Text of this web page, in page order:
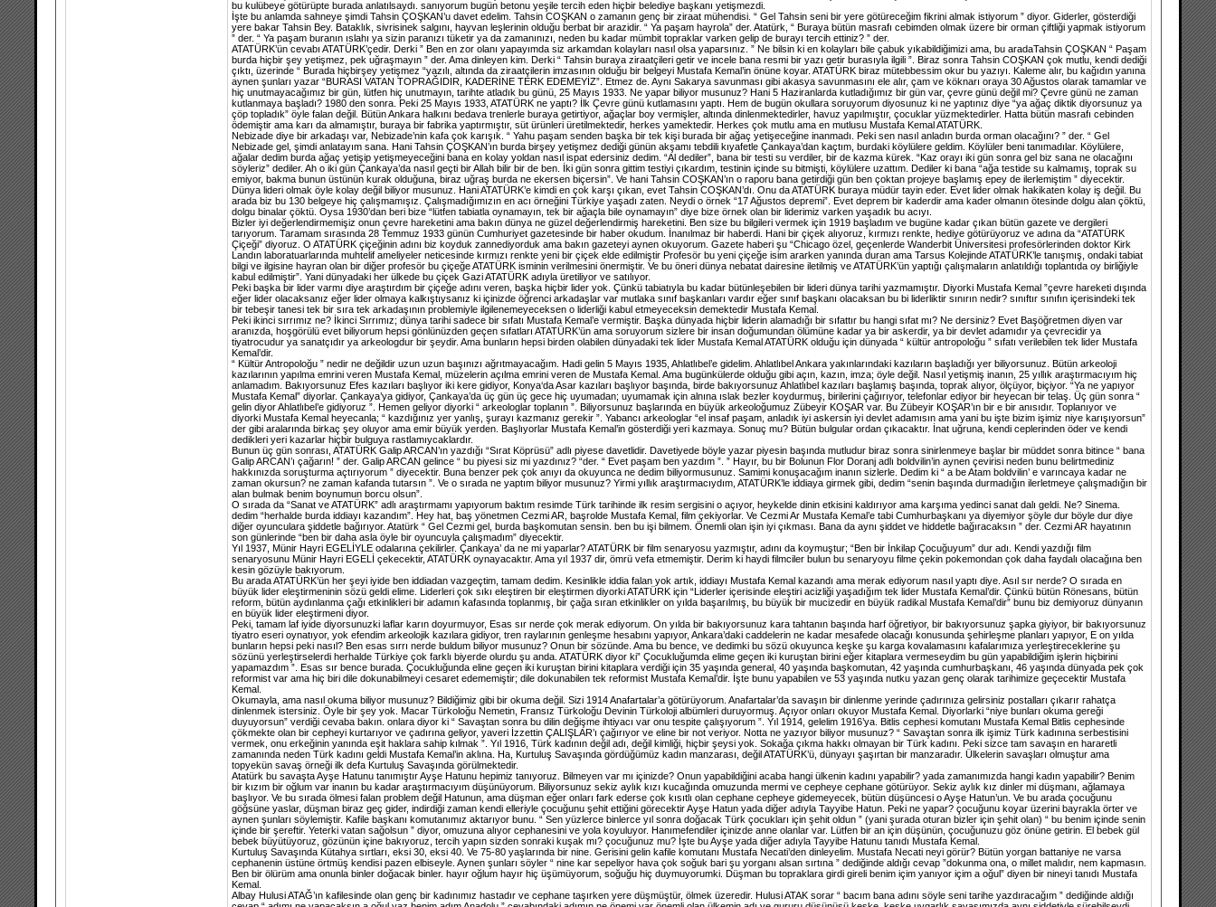
bu kulübeye götürüpte burada anlatılsaydı. sanıyorum bugün betonu yeşile tercih eden hiçbir belediye başkanı yetişmezdi.
İşte bu anlamda sahneye şimdi Tahsin ÇOŞKAN’u davet edelim. Tahsin COŞKAN o zamanın genç bir ziraat mühendisi. “ Gel Tahsin seni bir yere götüreceğim fikrini almak istiyorum ” diyor. Giderler, gösterdiği
yere bakar Tahsin Bey. Bataklık, sivrisinek salgını, hayvan leşlerinin olduğu berbat bir arazidir. “ Ya paşam hayrola” der. Atatürk, “ Buraya bütün masrafı cebimden olmak üzere bir orman çiftliği yapmak istiyorum
” der. “ Ya paşam buranın ıslahı ya sizin paranızı tüketir ya da zamanınızı, neden bu kadar mümbit topraklar varken gelip de burayı tercih ettiniz? ” der.
ATATÜRK’ün cevabı ATATÜRK’çedir. Derki ” Ben en zor olanı yapayımda siz arkamdan kolayları nasıl olsa yaparsınız. ” Ne bilsin ki en kolayları bile çabuk yıkabildiğimizi ama, bu aradaTahsin ÇOŞKAN “ Paşam
burda hiçbir şey yetişmez, pek uğraşmayın ” der. Ama dinleyen kim. Derki “ Tahsin buraya ziraatçileri getir ve incele bana resmi bir yazı getir burasıyla ilgili ”. Biraz sonra Tahsin COŞKAN çok mutlu, kendi dediği
çıktı, üzerinde “ Burada hiçbirşey yetişmez “yazılı, altında da ziraatçilerin imzasının olduğu bir belgeyi Mustafa Kemal’in önüne koyar. ATATÜRK biraz mütebbessim okur bu yazıyı. Kaleme alır, bu kağıdın yanına
aynen şunları yazar “BURASI VATAN TOPRAĞIDIR, KADERİNE TERK EDEMEYİZ”. Etmez de. Aynı Sakarya savunması gibi akasya savunmasını ele alır, çam ve köknarı oraya 30 Ağustos olarak tamamlar ve
hiç unutmayacağımız bir gün, lütfen hiç unutmayın, tarihte atladık bu günü, 25 Mayıs 1933. Ne yapar biliyor musunuz? Hani 5 Haziranlarda kutladığımız bir gün var, çevre günü değil mi? Çevre günü ne zaman
kutlanmaya başladı? 1980 den sonra. Peki 25 Mayıs 1933, ATATÜRK ne yaptı? İlk Çevre günü kutlamasını yaptı. Hem de bugün okullara soruyorum diyosunuz ki ne yaptınız diye “ya ağaç diktik diyorsunuz ya
çöp topladık” öyle falan değil. Bütün Ankara halkını bedava trenlerle buraya getirtiyor, ağaçlar boy vermişler, altında dinlenmektedirler, havuz yapılmıştır, çocuklar yüzmektedirler. Hatta bütün masrafı cebinden
ödemiştir ama karı da almamıştır, buraya bir fabrika yaptırmıştır, süt ürünleri üretilmektedir, herkes yamektedir. Herkes çok mutlu ama en mutlusu Mustafa Kemal ATATÜRK.
Nebizade diye bir arkadaşı var, Nebizade’nin kafa çok karışık. “ Yahu paşam senden başka bir tek kişi burada bir ağaç yetişeceğine inanmadı. Peki sen nasıl anladın burda orman olacağını? ” der. “ Gel
Nebizade gel, şimdi anlatayım sana. Hani Tahsin ÇOŞKAN’ın burda birşey yetişmez dediği günün akşamı tebdili kıyafetle Çankaya’dan kaçtım, burdaki köylülere geldim. Köylüler beni tanımadılar. Köylülere,
ağalar dedim burda ağaç yetişip yetişmeyeceğini bana en kolay yoldan nasıl ispat edersiniz dedim. “Al dediler”, bana bir testi su verdiler, bir de kazma kürek. “Kaz orayı iki gün sonra gel biz sana ne olacağını
söyleriz” dediler. Ah o iki gün Çankaya’da nasıl geçti bir Allah bilir bir de ben. İki gün sonra gittim testiyi çıkardım, testinin içinde su bitmişti, köylülere uzattım. Dediler ki bana “ağa testide su kalmamış, toprak su
emiyor, bakma bunun üstünün kurak olduğuna, biraz uğraş burda ne ekersen biçersin”. Ve hani Tahsin COŞKAN’ın o raporu bana getirdiği gün ben çoktan projeye başlamış epey de ilerlemiştim ” diyecektir.
Dünya lideri olmak öyle kolay değil biliyor musunuz. Hani ATATÜRK’e kimdi en çok karşı çıkan, evet Tahsin COŞKAN’dı. Onu da ATATÜRK buraya müdür tayin eder. Evet lider olmak hakikaten kolay iş değil. Bu
arada biz bu 130 belgeye hiç çalışmamışız. Çalışmadığımızın en acı örneğini Türkiye yaşadı zaten. Neydi o örnek “17 Ağustos depremi”. Evet deprem bir kaderdir ama kader olmanın ötesinde dolgu alan çöktü,
dolgu binalar çöktü. Oysa 1930’dan beri bize “lütfen tabiatla oynamayın, tek bir ağaçla bile oynamayın” diye bize örnek olan bir liderimiz varken yaşadık bu acıyı.
Bizler iyi değerlendirmemişiz onun çevre hareketini ama bakın dünya ne güzel değerlendirmiş hareketini. Ben size bu bilgileri vermek için 1919 başladım ve bugüne kadar çıkan bütün gazete ve dergileri
tarıyorum. Taramam sırasında 28 Temmuz 1933 günün Cumhuriyet gazetesinde bir haber okudum. İnanılmaz bir haberdi. Hani bir çiçek alıyoruz, kırmızı renkte, hediye götürüyoruz ve adına da “ATATÜRK
Çiçeği” diyoruz. O ATATÜRK çiçeğinin adını biz koyduk zannediyorduk ama bakın gazeteyi aynen okuyorum. Gazete haberi şu “Chicago özel, geçenlerde Wanderbit Üniversitesi profesörlerinden doktor Kirk
Landın laboratuarlarında muhtelif ameliyeler neticesinde kırmızı renkte yeni bir çiçek elde edilmiştir Profesör bu yeni çiçeğe isim ararken yanında duran ama Tarsus Kolejinde ATATÜRK’le tanışmış, ondaki tabiat
bilgi ve ilgisine hayran olan bir diğer profesör bu çiçeğe ATATÜRK isminin verilmesini önermiştir. Ve bu öneri dünya nebatat dairesine iletilmiş ve ATATÜRK’ün yaptığı çalışmaların anlatıldığı toplantıda oy birliğiyle
kabul edilmiştir”. Yani dünyadaki her ülkede bu çiçek Gazi ATATÜRK adıyla üretiliyor ve satılıyor.
Peki başka bir lider varmı diye araştırdım bir çiçeğe adını veren, başka hiçbir lider yok. Çünkü tabiatıyla bu kadar bütünleşebilen bir lideri dünya tarihi yazmamıştır. Diyorki Mustafa Kemal ”çevre hareketi dışında
eğer lider olacaksanız eğer lider olmaya kalkıştıysanız ki içinizde öğrenci arkadaşlar var mutlaka sınıf başkanları vardır eğer sınıf başkanı olacaksan bu bi liderliktir sınırın nedir? sınıftır sınıfın içerisindeki tek
bir tebeşir tanesi tek bir sıra tek arkadaşının problemiyle ilgilenemeyeceksen o liderliği kabul etmeyeceksin demektedir Mustafa Kemal.
Peki ikinci sırrımız ne? İkinci Sırrımız; dünya tarihi sadece bir sıfatı Mustafa Kemal’e vermiştir. Başka dünyada hiçbir liderin alamadığı bir sıfattır bu hangi sıfat mı? Ne dersiniz? Evet Başöğretmen diyen var
aranızda, hoşgörülü evet biliyorum hepsi gönlünüzden geçen sıfatları ATATÜRK’ün ama soruyorum sizlere bir insan doğumundan ölümüne kadar ya bir askerdir, ya bir devlet adamıdır ya çevrecidir ya
tiyatrocudur ya sanatçıdır ya arkeologdur bir şeydir. Ama bunların hepsi birden olabilen dünyadaki tek lider Mustafa Kemal ATATÜRK olduğu için dünyada “ kültür antropoloğu ” sıfatı verilebilen tek lider Mustafa
Kemal’dir.
“ Kültür Antropoloğu ” nedir ne değildir uzun uzun başınızı ağrıtmayacağım. Hadi gelin 5 Mayıs 1935, Ahlatlıbel’e gidelim. Ahlatlıbel Ankara yakınlarındaki kazıların başladığı yer biliyorsunuz. Bütün arkeoloji
kazılarının yapılma emrini veren Mustafa Kemal, müzelerin açılma emrini veren de Mustafa Kemal. Ama bugünkülerde olduğu gibi açın, kazın, imza; öyle değil. Nasıl yetişmiş inanın, 25 yıllık araştırmacıyım hiç
anlamadım. Bakıyorsunuz Efes kazıları başlıyor iki kere gidiyor, Konya‘da Asar kazıları başlıyor başında, birde bakıyorsunuz Ahlatlıbel kazıları başlamış başında, toprak alıyor, ölçüyor, biçiyor. “Ya ne yapıyor
Mustafa Kemal” diyorlar. Çankaya’ya gidiyor, Çankaya’da üç gün üç gece hiç uyumadan; uyumamak için alnına ıslak bezler koydurmuş, birilerini çağırıyor, telefonlar ediyor bir heyecan bir telaş. Üç gün sonra “
gelin diyor Ahlatlıbel’e gidiyoruz ”. Hemen geliyor diyorki “ arkeologlar toplanın ”. Biliyorsunuz başlarında en büyük arkeoloğumuz Zübeyir KOŞAR var. Bu Zübeyir KOŞAR’ın bir e bir anısıdır. Toplanıyor ve
diyorki Mustafa Kemal heyecanla; “ kazdığınız yer yanlış, şurayı kazmanız gerekir ”. Yabancı arkeologlar “el insaf paşam, anladık iyi askersin iyi devlet adamısın ama yani bu işte bizim işimiz niye karışıyorsun”
der gibi aralarında birkaç şey oluyor ama emir büyük yerden. Başlıyorlar Mustafa Kemal’in gösterdiği yeri kazmaya. Sonuç mu? Bütün bulgular ordan çıkacaktır. İnat uğruna, kendi ceplerinden öder ve kendi
dedikleri yeri kazarlar hiçbir bulguya rastlamıycaklardır.
Bunun üç gün sonrası, ATATÜRK Galip ARCAN’ın yazdığı “Sırat Köprüsü” adlı piyese davetlidir. Davetiyede böyle yazar piyesin başında mutludur biraz sonra sinirlenmeye başlar bir müddet sonra bitince “ bana
Galip ARCAN’ı çağarın! ” der. Galip ARCAN gelince “ bu piyesi siz mi yazdınız? “der. “ Evet paşam ben yazdım ”. ” Hayır, bu bir Bolunun Flor Doranj adlı boldvilin’in aynen çevirisi neden bunu belirtmediniz
hakkınızda soruşturma açtırıyorum ” diyecektir. Buna benzer pek çok anıyı da okuyunca ne dedim biliyormusunuz. Samimi konuşacağım inanın sizlerle. Dedim ki “ a be Atam boldvilin’ e varıncaya kadar ne
zaman okursun? ne zaman kafanda tutarsın ”. Ve o sırada ne yaptım biliyor musunuz? Yirmi yıllık araştırmacıydım, ATATÜRK’le iddiaya girmek gibi, dedim “senin başında durmadığın ilerletmeye çalışmadığın bir
alan bulmak benim boynumun borcu olsun”.
O sırada da “Sanat ve ATATÜRK” adlı araştırmamı yapıyorum baktım resimde Türk tarihinde ilk resim sergisini o açıyor, heykelde dinin etkisini kaldırıyor ama karşıma yedinci sanat dalı geldi. Ne? Sinema.
dedim “herhalde burda iddiayı kazandım”. Hey hat, baş yönetmen Cezmi AR, başrolde Mustafa Kemal, film çekiyorlar. Ve Cezmi Ar Mustafa Kemal’e tabi Cumhurbaşkanı ya diyemiyor şöyle dur böyle dur diye
diğer oyunculara şiddetle bağırıyor. Atatürk “ Gel Cezmi gel, burda başkomutan sensin. ben bu işi bilmem. Önemli olan işin iyi çıkması. Bana da aynı şiddet ve hiddetle bağıracaksın ” der. Cezmi AR hayatının
son günlerinde “ben bir daha asla öyle bir oyuncuyla çalışmadım” diyecektir.
Yıl 1937, Münir Hayri EGELİYLE odalarına çekilirler. Çankaya’ da ne mi yaparlar? ATATÜRK bir film senaryosu yazmıştır, adını da koymuştur; “Ben bir İnkilap Çocuğuyum” dur adı. Kendi yazdığı film
senaryosunu Münir Hayri EGELİ çekecektir, ATATÜRK oynayacaktır. Ama yıl 1937 dir, ömrü vefa etmemiştir. Derim ki haydi filmciler bulun bu senaryoyu filme çekin pokemondan çok daha faydalı olacağına ben
kesin gözüyle bakıyorum.
Bu arada ATATÜRK’ün her şeyi iyide ben iddiadan vazgeçtim, tamam dedim. Kesinlikle iddia falan yok artık, iddiayı Mustafa Kemal kazandı ama merak ediyorum nasıl yaptı diye. Asıl sır nerde? O sırada en
büyük lider eleştirmeninin sözü geldi elime. Liderleri çok sıkı eleştiren bir eleştirmen diyorki ATATÜRK için “Liderler içerisinde eleştiri acizliği yaşadığım tek lider Mustafa Kemal’dir. Çünkü bütün Rönesans, bütün
reform, bütün aydınlanma çağı etkinlikleri bir adamın kafasında toplanmış, bir çağa sıran etkinlikler on yılda başarılmış, bu büyük bir mucizedir en büyük radikal Mustafa Kemal’dir” bunu biz demiyoruz dünyanın
en büyük lider eleştirmeni diyor.
Peki, tamam laf iyide diyorsunuzki laflar karın doyurmuyor, Esas sır nerde çok merak ediyorum. On yılda bir bakıyorsunuz kara tahtanın başında harf öğretiyor, bir bakıyorsunuz şapka giyiyor, bir bakıyorsunuz
tiyatro eseri oynatıyor, yok efendim arkeolojik kazılara gidiyor, tren raylarının genleşme hesabını yapıyor, Ankara’daki caddelerin ne kadar mesafede olacağı konusunda şehirleşme planları yapıyor, E on yılda
bunların hepsi peki nasıl? Ben esas sırrı nerde buldum biliyor musunuz? Onun bir sözünde. Ama bu bence, ve dedimki bu sözü okuyunca keşke şu karga kovalamasını kafalarımıza yerleştireceklerine şu
sözünü yerleştirselerdi herhalde Türkiye çok farklı biyerde olurdu şu anda. ATATÜRK diyor ki” Çocukluğumda elime geçen iki kuruştan birini eğer kitaplara vermeseydim bu gün yapabildiğim işlerin hiçbirini
yapamazdım ”. Esas sır bence burada. Çocukluğunda eline geçen iki kuruştan birini kitaplara verdiği için 35 yaşında general, 40 yaşında başkomutan, 42 yaşında cumhurbaşkanı, 46 yaşında dünyada pek çok
reformist var ama hiç biri dile dokunabilmeyi cesaret edememiştir; dile dokunabilen tek reformist Mustafa Kemal’dir. İşte bunu yapabilen ve 53 yaşında nutku yazan genç olarak tarihimize geçecektir Mustafa
Kemal.
Okumayla, ama nasıl okuma biliyor musunuz? Bildiğimiz gibi bir okuma değil. Sizi 1914 Anafartalar’a götürüyorum. Anafartalar’da savaşın bir dinlenme yerinde çadırınıza gelirsiniz postalları çıkarır rahatça
dinlenmek istersiniz. Öyle bir şey yok. Macar Türkoloğu Nemetin, Fransız Türkoloğu Devinin Türkoloji albümleri duruyormuş. Açıyor onları okuyor Mustafa Kemal. Diyorlarki “niye bunları okuma gereği
duyuyorsun” verdiği cevaba bakın. onlara diyor ki “ Savaştan sonra bu dilin değişme ihtiyacı var onu tespite çalışıyorum ”. Yıl 1914, gelelim 1916’ya. Bitlis cephesi komutanı Mustafa Kemal Bitlis cephesinde
çökmekte olan bir cepheyi kurtarıyor ve çadırına geliyor, yaveri İzzettin ÇALIŞLAR’ı çağırıyor ve eline bir not veriyor. Notta ne yazıyor biliyor musunuz? “ Savaştan sonra ilk işimiz Türk kadınına serbestisini
vermek, onu erkeğinin yanında eşit haklara sahip kılmak ”. Yıl 1916, Türk kadının değil adı, değil kimliği, hiçbir şeysi yok. Sokağa çıkma hakkı olmayan bir Türk kadını. Peki sizce tam savaşın en hararetli
zamanında neden Türk kadını geldi Mustafa Kemal’in aklına. Ha, Kurtuluş Savaşında gördüğümüz kadın manzarası, değil ATATÜRK’ü, dünyayı şaşırtan bir manzaradır. Ülkelerin savaşları olmuştur ama
topyekün savaş örneği ilk defa Kurtuluş Savaşında görülmektedir.
Atatürk bu savaşta Ayşe Hatunu tanımıştır Ayşe Hatunu hepimiz tanıyoruz. Bilmeyen var mı içinizde? Onun yapabildiğini acaba hangi ülkenin kadını yapabilir? yada zamanımızda hangi kadın yapabilir? Benim
bir kızım bir oğlum var inanın bu kadar araştırmacıyım düşünüyorum. Biliyorsunuz sekiz aylık kızı kucağında omuzunda mermi ve cepheye cephane götürüyor. Sekiz aylık kız dinler mi düşmanı, ağlamaya
başlıyor. Ve bu sırada ölmesi falan problem değil Hatunun, ama düşman eğer onları fark ederse çok kısıtlı olan cephane cepheye gidemeyecek, bütün düşüncesi o Ayşe Hatun’un. Ve bu arada çocuğunu
göğsüne yaslar, düşman biraz geç gider, indirdiği zaman kendi elleriyle çocuğunu şehit ettiğini görecektir Ayşe Hatun yada diğer adıyla Tayyibe Hatun. Peki ne yapar? çocuğunu koyar üzerini bayrakla örter ve
aynen şunları söylemiştir. Kafile başkanı komutanımız aktarıyor bunu. “ Sen yüzlerce binlerce yıl sonra doğacak Türk çocukları için şehit oldun ” (yani şurada oturan bizler için şehit olan) “ bu benim içinde senin
içinde bir şereftir. Yeterki vatan sağolsun ” diyor, omuzuna alıyor cephanesini ve yola koyuluyor. Hanımefendiler içinizde anne olanlar var. Lütfen bir an için düşünün, çocuğunuzu göz önüne getirin. El bebek gül
bebek büyütüyoruz, gözünün içine bakıyoruz, tercih yapın sizden sonraki kuşak mı? çocuğunuz mu? İşte bu Ayşe yada diğer adıyla Tayyibe Hatunu tanıdı Mustafa Kemal.
Kurtuluş Savaşında Kütahya sırtları, eksi 30, eksi 40. Ve 75-80 yaşlarında bir nine. Gerisini gelin kafile komutanı Mustafa Necati’den dinleyelim. Mustafa Necati neyi görür? Bütün yorgan battaniye ne varsa
cephanenin üstüne örtmüş kendisi pazen elbiseyle. Aynen şunları söyler “ nine kar sepeliyor hava çok soğuk bari şu yorganı alsan sırtına ” dediğinde aldığı cevap ”dokunma ona, o millet malıdır, nem kapmasın.
Ben bir ölürüm ama onunla binler doğacak binler. hayır oğlum hayır hiç üşümüyorum, soğuğu hiç duymuyorumki. Düşman bu topraklara girdi gireli benim içim yanıyor içim a oğul” diyen bir nineyi tanıdı Mustafa
Kemal.
Albay Hulusi ATAĞ’ın kafilesinde olan genç bir kadınımız hastadır ve cephane taşırken yere düşmüştür, ölmek üzeredir. Hulusi ATAK sorar “ bacım bana adını söyle seni tarihe yazdıracağım ” dediğinde aldığı